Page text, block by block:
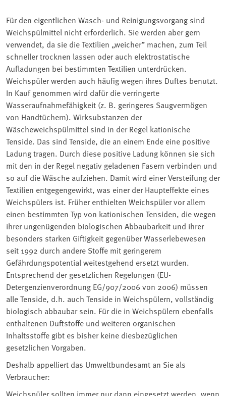
Für den eigentlichen Wasch- und Reinigungsvorgang sind
Weichspülmittel nicht erforderlich. Sie werden aber gern
verwendet, da sie die Textilien „weicher” machen, zum Teil
schneller trocknen lassen oder auch elektrostatische
Aufladungen bei bestimmten Textilien unterdrücken.
Weichspüler werden auch häufig wegen ihres Duftes benutzt.
In Kauf genommen wird dafür die verringerte
Wasseraufnahmefähigkeit (z. B. geringeres Saugvermögen
von Handtüchern). Wirksubstanzen der
Wäscheweichspülmittel sind in der Regel kationische
Tenside. Das sind Tenside, die an einem Ende eine positive
Ladung tragen. Durch diese positive Ladung können sie sich
mit den in der Regel negativ geladenen Fasern verbinden und
so auf die Wäsche aufziehen. Damit wird einer Versteifung der
Textilien entgegengewirkt, was einer der Haupteffekte eines
Weichspülers ist. Früher enthielten Weichspüler vor allem
einen bestimmten Typ von kationischen Tensiden, die wegen
ihrer ungenügenden biologischen Abbaubarkeit und ihrer
besonders starken Giftigkeit gegenüber Wasserlebewesen
seit 1992 durch andere Stoffe mit geringerem
Gefährdungspotential weitestgehend ersetzt wurden.
Entsprechend der gesetzlichen Regelungen (EU-
Detergenzienverordnung EG/907/2006 von 2006) müssen
alle Tenside, d.h. auch Tenside in Weichspülern, vollständig
biologisch abbaubar sein. Für die in Weichspülern ebenfalls
enthaltenen Duftstoffe und weiteren organischen
Inhaltsstoffe gibt es bisher keine diesbezüglichen
gesetzlichen Vorgaben.
Deshalb appelliert das Umweltbundesamt an Sie als
Verbraucher:
Weichspüler sollten immer nur dann eingesetzt werden, wenn